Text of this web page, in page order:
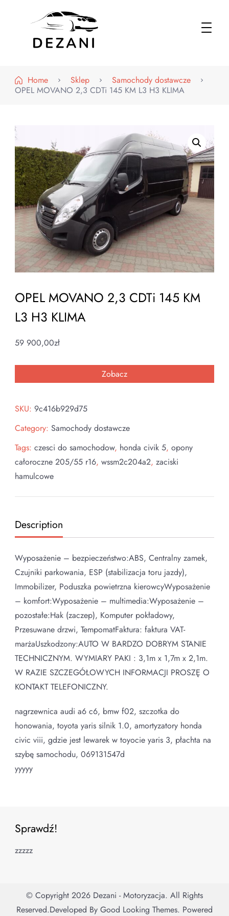
Home
Sklep
Samochody dostawcze
OPEL MOVANO 2,3 CDTi 145 KM L3 H3 KLIMA
OPEL MOVANO 2,3 CDTi 145 KM
L3 H3 KLIMA
59 900,00zł
Zobacz
SKU: 9c416b929d75
Category: Samochody dostawcze
Tags: czesci do samochodow, honda civik 5, opony
całoroczne 205/55 r16, wssm2c204a2, zaciski
hamulcowe
Description
Wyposażenie – bezpieczeństwo:ABS, Centralny zamek,
Czujniki parkowania, ESP (stabilizacja toru jazdy),
Immobilizer, Poduszka powietrzna kierowcyWyposażenie
– komfort:Wyposażenie – multimedia:Wyposażenie –
pozostałe:Hak (zaczep), Komputer pokładowy,
Przesuwane drzwi, TempomatFaktura: faktura VAT-
marżaUszkodzony:AUTO W BARDZO DOBRYM STANIE
TECHNICZNYM. WYMIARY PAKI : 3,1m x 1,7m x 2,1m.
W RAZIE SZCZEGÓŁOWYCH INFORMACJI PROSZĘ O
KONTAKT TELEFONICZNY.
nagrzewnica audi a6 c6, bmw f02, szczotka do
honowania, toyota yaris silnik 1.0, amortyzatory honda
civic viii, gdzie jest lewarek w toyocie yaris 3, płachta na
szybę samochodu, 069131547d
yyyyy
Sprawdź!
zzzzz
© Copyright 2026 Dezani - Motoryzacja. All Rights
Reserved.Developed By Good Looking Themes. Powered